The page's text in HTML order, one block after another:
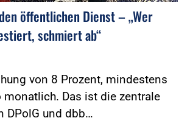
öffentlichen Dienst – „Wer
schmiert ab“
von 8 Prozent, mindestens
monatlich. Das ist die zentrale
DPolG und dbb…